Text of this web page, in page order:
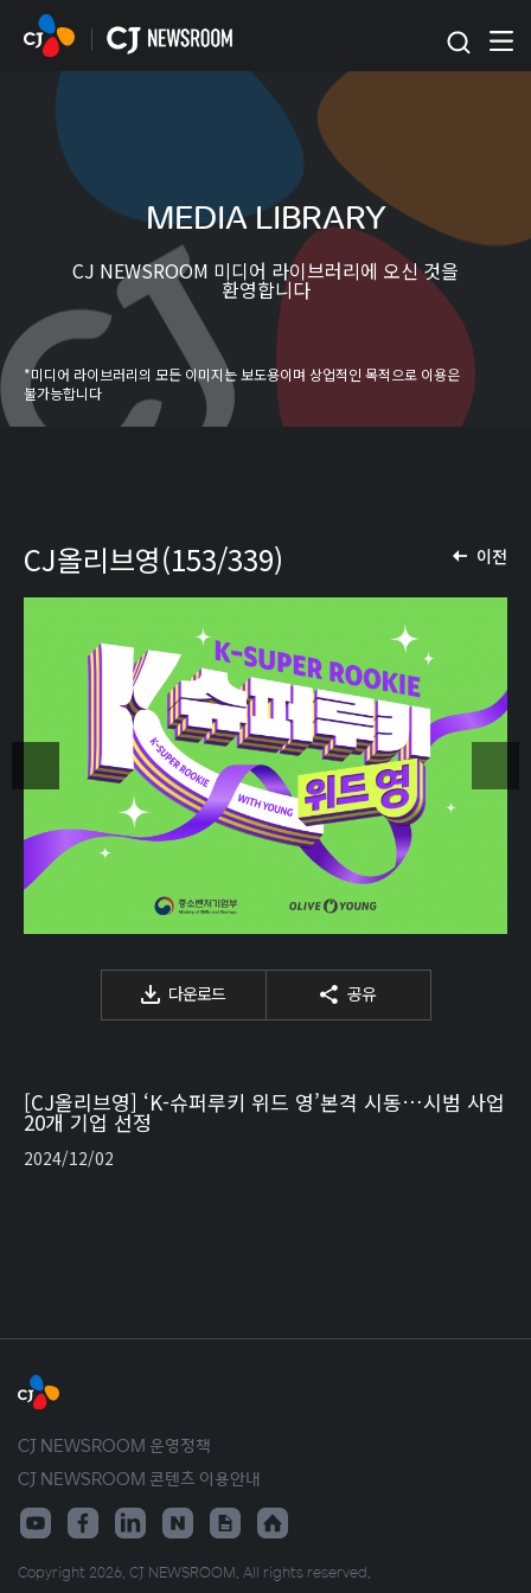
본문 바로가기
MEDIA LIBRARY
CJ NEWSROOM 미디어 라이브러리에 오신 것을
환영합니다
*미디어 라이브러리의 모든 이미지는 보도용이며 상업적인 목적으로 이용은
불가능합니다
이전
CJ올리브영(153/339)
다운로드 공유
[CJ올리브영] ‘K-슈퍼루키 위드 영’본격 시동…시범 사업
20개 기업 선정
2024/12/02
CJ NEWSROOM 운영정책
CJ NEWSROOM 콘텐츠 이용안내
Copyright 2026. CJ NEWSROOM. All rights reserved.